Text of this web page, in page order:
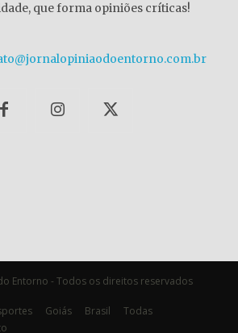
que forma opiniões críticas!
Entorno - Todos os direitos reservados
Goiás Brasil
Todas